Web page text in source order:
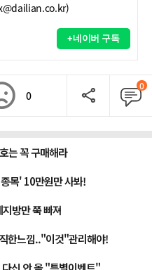
+네이버 구독
0
0